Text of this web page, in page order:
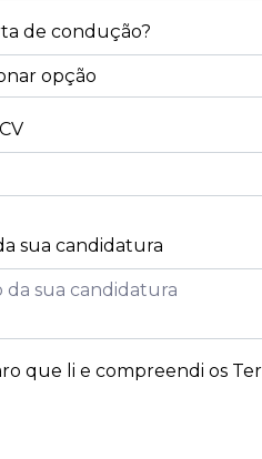
de condução?
sua candidatura
que li e compreendi os